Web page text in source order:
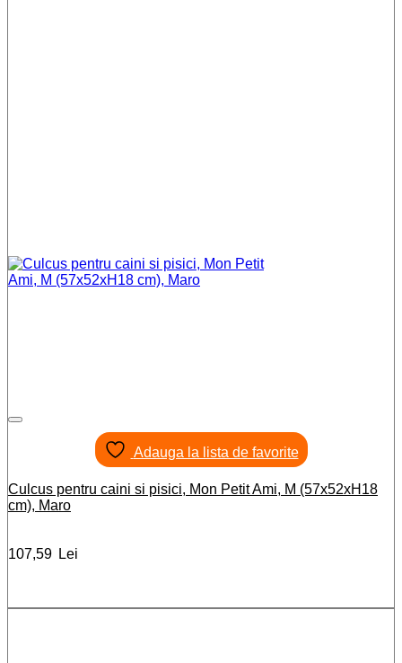
Adauga la lista de favorite
Culcus pentru caini si pisici, Mon Petit Ami, M (57x52xH18
cm), Maro
107,59 Lei